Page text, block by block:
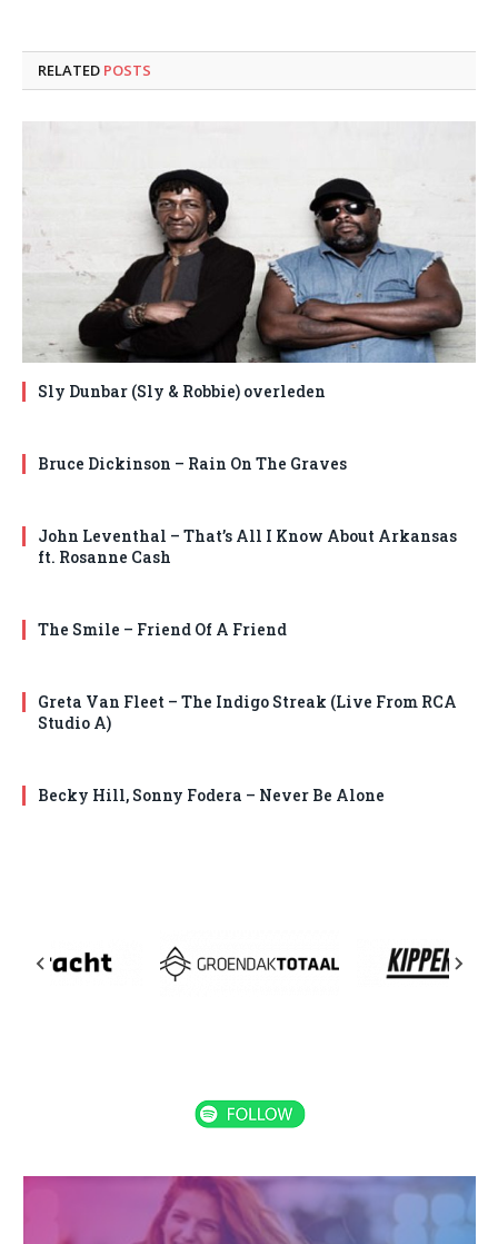
RELATED POSTS
Sly Dunbar (Sly & Robbie) overleden
Bruce Dickinson – Rain On The Graves
John Leventhal – That’s All I Know About Arkansas
ft. Rosanne Cash
The Smile – Friend Of A Friend
Greta Van Fleet – The Indigo Streak (Live From RCA
Studio A)
Becky Hill, Sonny Fodera – Never Be Alone